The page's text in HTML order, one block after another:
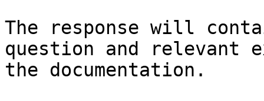
The response will
question and relevant
the documentation.